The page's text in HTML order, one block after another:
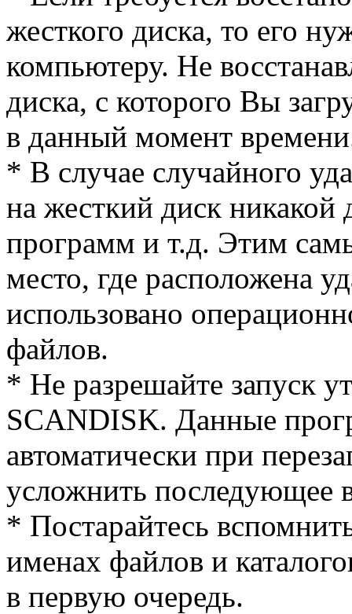
жесткого диска, то его
компьютеру. Не
диска, с которого Вы
в данный момент
* В случае случайного
на жесткий диск
программ и т.д. Этим
место, где расположена
использовано
файлов.
* Не разрешайте запуск
SCANDISK. Данные
автоматически при
усложнить последующее
* Постарайтесь
именах файлов и
в первую очередь.